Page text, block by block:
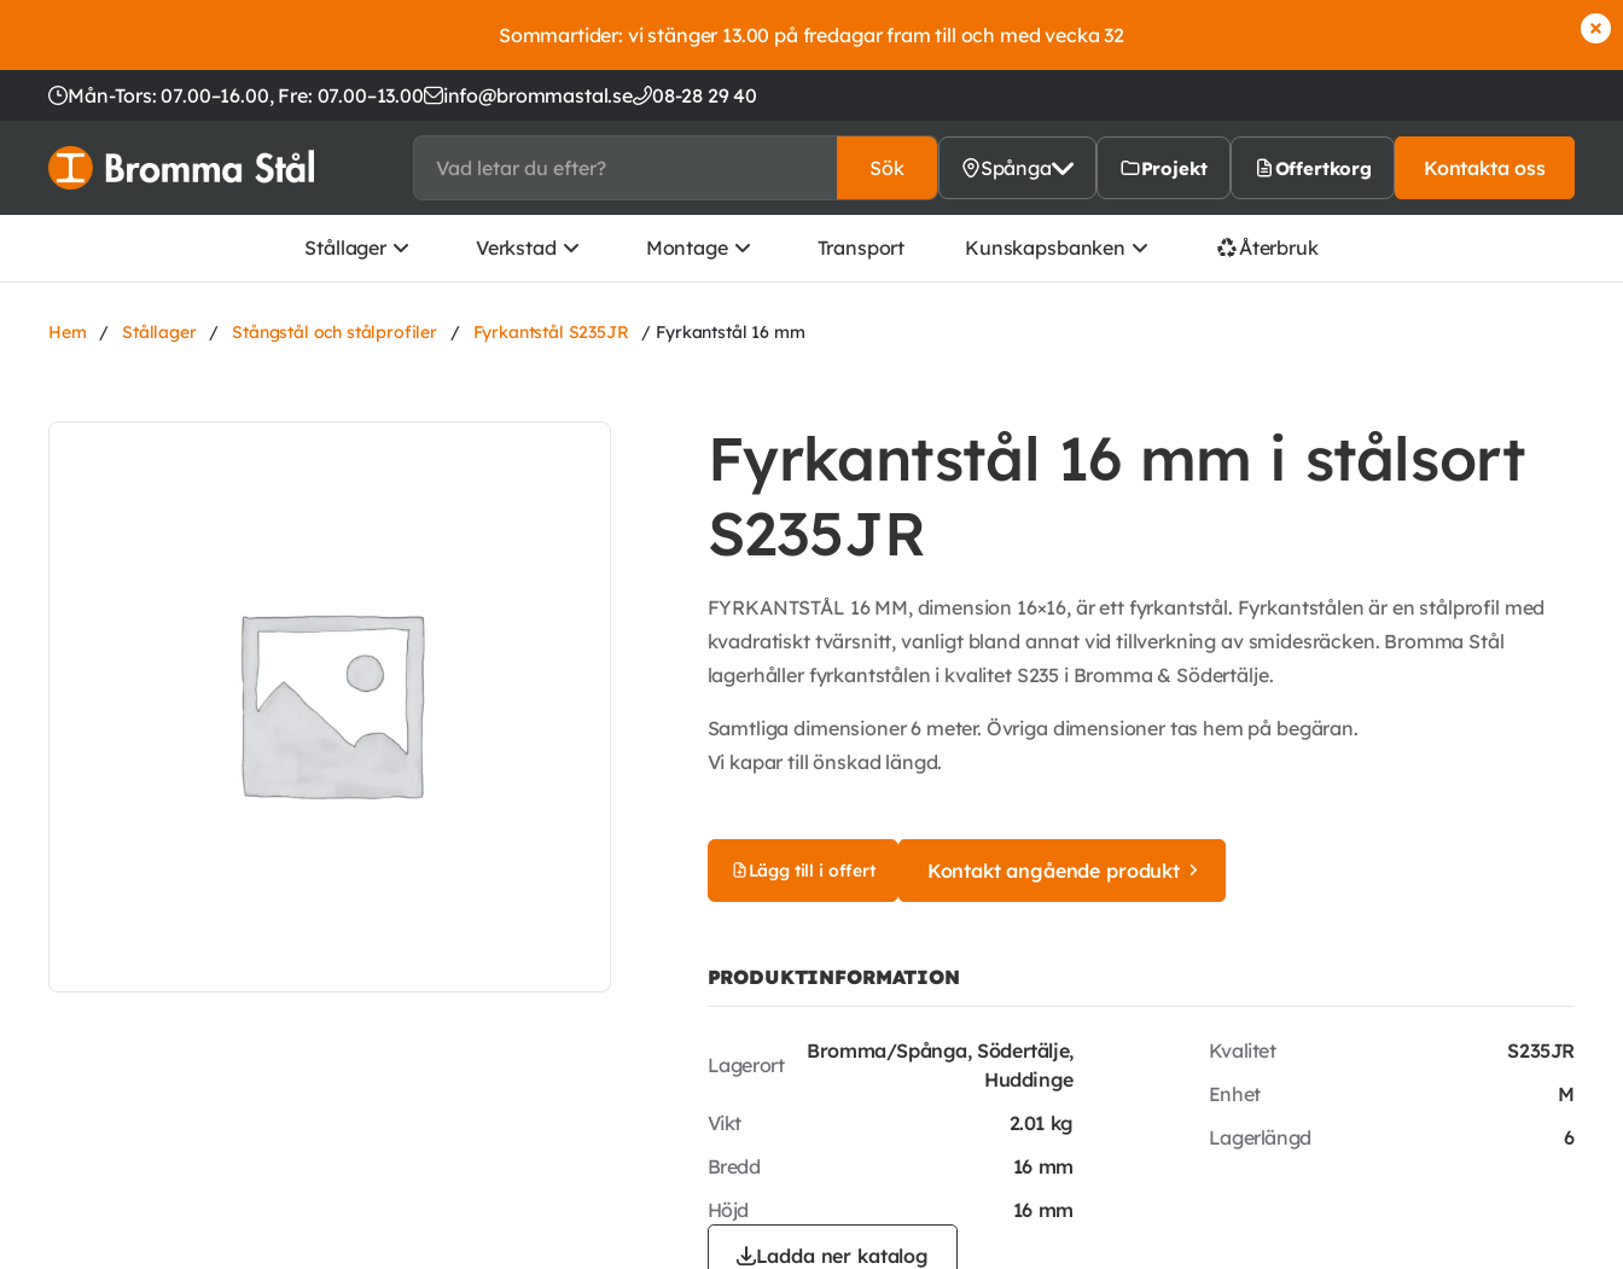
Sommartider: vi stänger 13.00 på fredagar fram till och med vecka 32
Mån-Tors: 07.00–16.00, Fre: 07.00–13.00 info@brommastal.se 08-28 29 40
Sök Spånga Projekt Offertkorg Kontakta oss
Stållager Verkstad Montage Transport Kunskapsbanken Återbruk
Hem / Stållager / Stångstål och stålprofiler / Fyrkantstål S235JR / Fyrkantstål 16 mm
Fyrkantstål 16 mm i stålsort
S235JR
FYRKANTSTÅL 16 MM, dimension 16×16, är ett fyrkantstål. Fyrkantstålen är en stålprofil med
kvadratiskt tvärsnitt, vanligt bland annat vid tillverkning av smidesräcken. Bromma Stål
lagerhåller fyrkantstålen i kvalitet S235 i Bromma & Södertälje.
Samtliga dimensioner 6 meter. Övriga dimensioner tas hem på begäran.
Vi kapar till önskad längd.
Lägg till i offert Kontakt angående produkt
PRODUKTINFORMATION
Lagerort
Bromma/Spånga, Södertälje,
Huddinge
Vikt
2.01 kg
Bredd
16 mm
Höjd
16 mm
Kvalitet
S235JR
Enhet
M
Lagerlängd
6
Ladda ner katalog